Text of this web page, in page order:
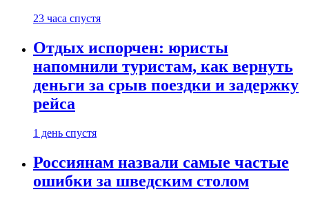
23 часа спустя
Отдых испорчен: юристы
напомнили туристам, как вернуть
деньги за срыв поездки и задержку
рейса
1 день спустя
Россиянам назвали самые частые
ошибки за шведским столом